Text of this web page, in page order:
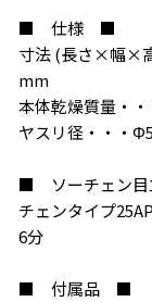
■ 仕様 ■
寸法 (長さ×幅×
mm
本体乾燥質量・
ヤスリ径・・・
■ ソーチェン
チェンタイプ
6分
■ 付属品 ■